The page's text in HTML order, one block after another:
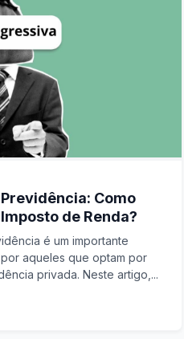
Como
de Renda?
é um importante
aqueles que optam por
privada. Neste artigo,...